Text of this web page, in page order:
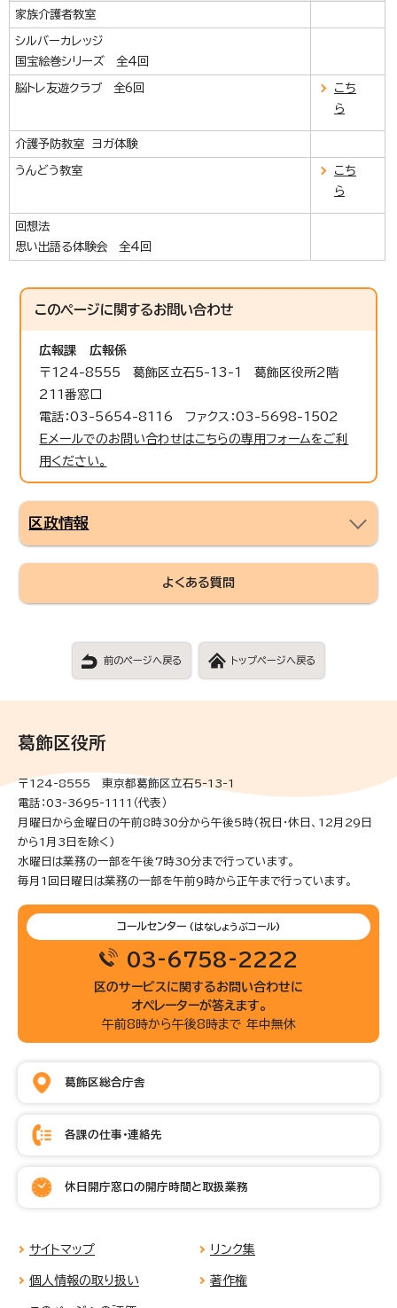
家族介護者教室
シルバーカレッジ
国宝絵巻シリーズ 全4回
脳トレ友遊クラブ 全6回
こち
ら
介護予防教室 ヨガ体験
うんどう教室
こち
ら
回想法
思い出語る体験会 全4回
このページに関するお問い合わせ
広報課
広報係
〒124-8555 葛飾区立石5-13-1 葛飾区役所2階
211番窓口
電話：03-5654-8116 ファクス：03-5698-1502
Eメールでのお問い合わせはこちらの専用フォームをご利
用ください。
区政情報
よくある質問
前のページへ戻る トップページへ戻る
葛飾区役所
〒124-8555 東京都葛飾区立石5-13-1
電話：03-3695-1111（代表）
月曜日から金曜日の午前8時30分から午後5時(祝日・休日、12月29日
から1月3日を除く)
水曜日は業務の一部を午後7時30分まで行っています。
毎月1回日曜日は業務の一部を午前9時から正午まで行っています。
コールセンター (はなしょうぶコール)
03-6758-2222
区のサービスに関するお問い合わせに
オペレーターが答えます。
午前8時から午後8時まで 年中無休
葛飾区総合庁舎
各課の仕事・連絡先
休日開庁窓口の開庁時間と取扱業務
サイトマップ リンク集
個人情報の取り扱い 著作権